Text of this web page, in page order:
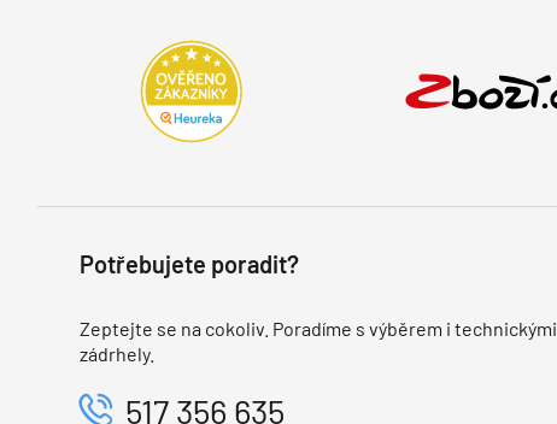
Potřebujete poradit?
Zeptejte se na cokoliv. Poradíme s výběrem i technickými
zádrhely.
517 356 635